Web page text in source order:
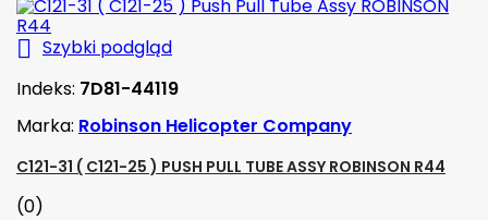
 Szybki podgląd
Indeks: 7D81-44119
Marka: Robinson Helicopter Company
C121-31 ( C121-25 ) PUSH PULL TUBE ASSY ROBINSON R44
(0)